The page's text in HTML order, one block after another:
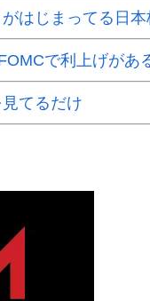
はじまってる日本
で利上げがあ
てるだけ